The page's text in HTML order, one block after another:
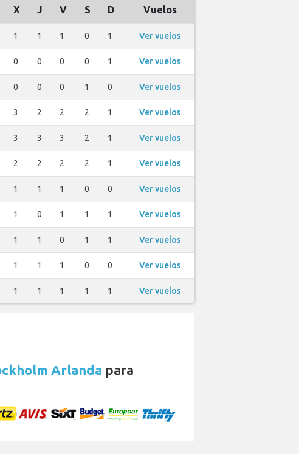
X J V S D Vuelos
1 1 1 0 1 Ver vuelos
0 0 0 0 1 Ver vuelos
0 0 0 1 0 Ver vuelos
3 2 2 2 1 Ver vuelos
3 3 3 2 1 Ver vuelos
2 2 2 2 1 Ver vuelos
1 1 1 0 0 Ver vuelos
1 0 1 1 1 Ver vuelos
1 1 0 1 1 Ver vuelos
1 1 1 0 0 Ver vuelos
1 1 1 1 1 Ver vuelos
Arlanda para